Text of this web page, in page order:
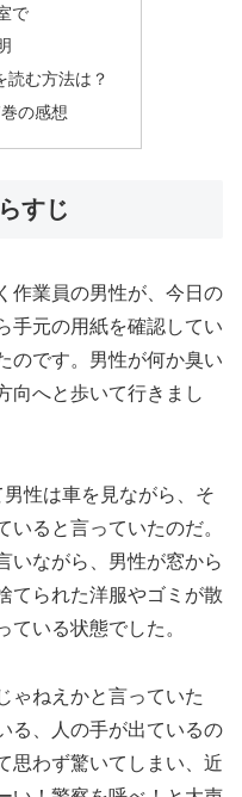
で
読む方法は？
の感想
すじ
作業員の男性が、今日の
手元の用紙を確認してい
のです。男性が何か臭い
向へと歩いて行きまし
性は車を見ながら、そ
いると言っていたのだ。
いながら、男性が窓から
てられた洋服やゴミが散
いる状態でした。
ゃねえかと言っていた
る、人の手が出ているの
思わず驚いてしまい、近